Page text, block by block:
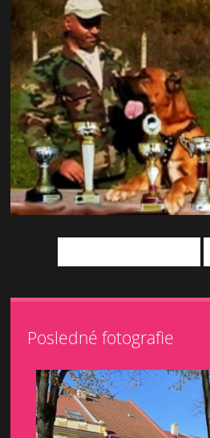
Posledné fotografie